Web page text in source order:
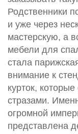
Родственники
и уже через
мастерскую, а
мебели для
стала
внимание к
курток,
стразами.
огромной
представлена